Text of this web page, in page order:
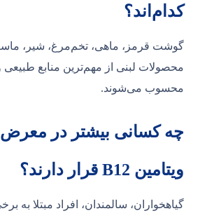
کدام‌اند؟
گوشت قرمز، ماهی، تخم‌مرغ، شیر،
محسوب می‌شوند.
چه کسانی بیشتر در معرض
ویتامین B12 قرار دارند؟
گیاهخواران، سالمندان، افراد مبتلا به